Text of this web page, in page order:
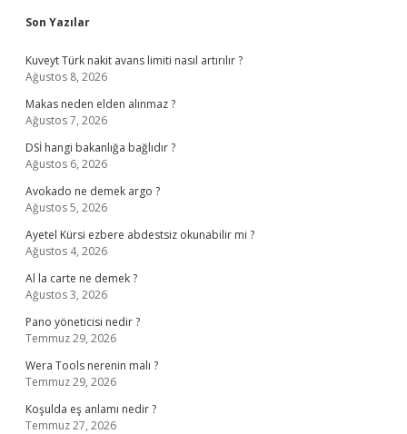
Sidebar
Son Yazılar
Kuveyt Türk nakit avans limiti nasıl artırılır ?
Ağustos 8, 2026
Makas neden elden alınmaz ?
Ağustos 7, 2026
DSİ hangi bakanlığa bağlıdır ?
Ağustos 6, 2026
Avokado ne demek argo ?
Ağustos 5, 2026
Ayetel Kürsi ezbere abdestsiz okunabilir mi ?
Ağustos 4, 2026
Al la carte ne demek ?
Ağustos 3, 2026
Pano yöneticisi nedir ?
Temmuz 29, 2026
Wera Tools nerenin malı ?
Temmuz 29, 2026
Koşulda eş anlamı nedir ?
Temmuz 27, 2026